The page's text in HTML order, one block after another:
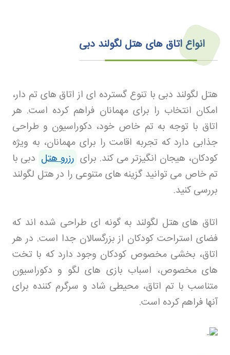
انواع اتاق‌ های هتل لگولند دبی
هتل لگولند دبی با تنوع گسترده ای از اتاق های تم دار،
امکان انتخاب را برای مهمانان فراهم کرده است. هر
اتاق با توجه به تم خاص خود، دکوراسیون و طراحی
جذابی دارد که تجربه اقامت را برای مهمانان، به ویژه
کودکان، هیجان انگیزتر می کند. برای رزرو هتل دبی با
تم خاص می توانید گزینه های متنوعی را در هتل لگولند
بررسی کنید.
اتاق های هتل لگولند به گونه ای طراحی شده اند که
فضای استراحت کودکان از بزرگسالان جدا است. در هر
اتاق، بخشی مخصوص کودکان وجود دارد که با تخت
های مخصوص، اسباب بازی های لگو و دکوراسیون
متناسب با تم اتاق، محیطی شاد و سرگرم کننده برای
آنها فراهم کرده است.